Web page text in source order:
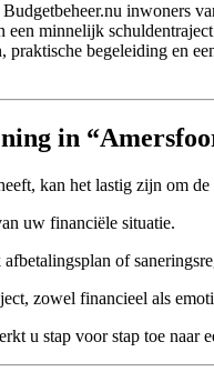
inwoners
minnelijk
begeleiding en
in
kan het lastig zijn om
uw financiële situatie.
of
zowel financieel als
u stap voor stap toe naar